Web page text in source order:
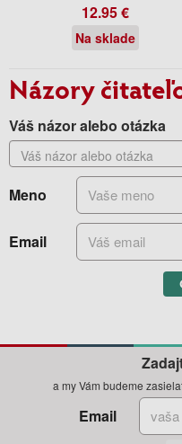
12.95 €
Na sklade
Názory
Váš názor alebo otázka
Meno
Email
a my Vám budeme
Email